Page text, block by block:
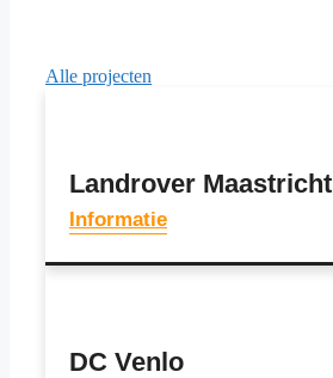
Alle projecten
Landrover Maastricht
Informatie
DC Venlo